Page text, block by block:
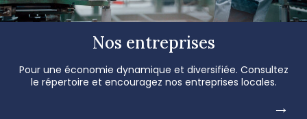
Nos entreprises
Pour une économie dynamique et diversifiée. Consultez
le répertoire et encouragez nos entreprises locales.
→